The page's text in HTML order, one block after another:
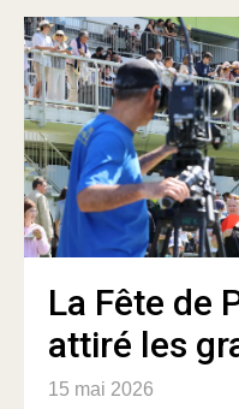
La Fête de
attiré les
15 mai 2026